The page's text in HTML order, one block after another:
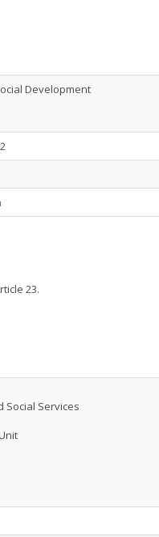
Development
23.
Social Services